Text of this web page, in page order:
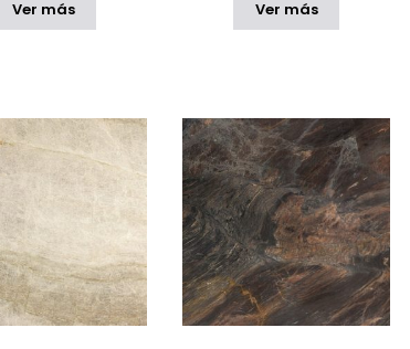
Ver más Ver más